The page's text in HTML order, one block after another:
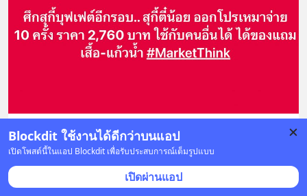
Blockdit ใช้งานได้ดีกว่าบนแอป
เปิดโพสต์นี้ในแอป Blockdit เพื่อรับประสบการณ์เต็มรูปแบบ
เปิดผ่านแอป
ศึกสุกี้บุฟเฟต์อีกรอบ.. สุกี้ตี๋น้อย ออกโปรเหมาจ่าย
10 ครั้ง ราคา 2,760 บาท ใช้กับคนอื่นได้ ได้ของ
แถมเสื้อ-แก้วน้ำ